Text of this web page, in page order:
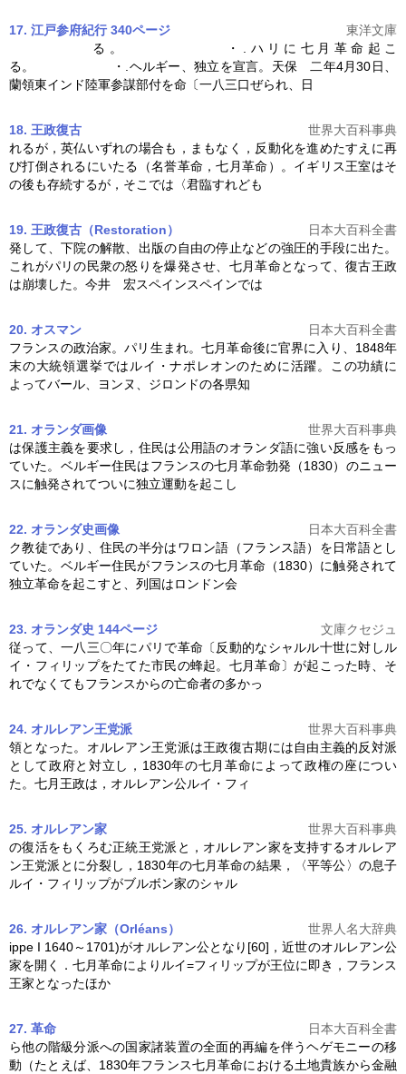
17. 江戸参府紀行 340ページ
東洋文庫
る。 ・.ハリに 七月革命 起こ
る。 ・.ヘルギー、独立を宣言。天保 二年4月30日、
蘭領東インド陸軍参謀部付を命〔一八三口ぜられ、日
18. 王政復古
世界大百科事典
れるが，英仏いずれの場合も，まもなく，反動化を進めたすえに再
び打倒されるにいたる（名誉革命，七月革命）。イギリス王室はそ
の後も存続するが，そこでは〈君臨すれども
19. 王政復古（Restoration）
日本大百科全書
発して、下院の解散、出版の自由の停止などの強圧的手段に出た。
これがパリの民衆の怒りを爆発させ、 七月革命となって、復古王政
は崩壊した。今井 宏スペインスペインでは
20. オスマン
日本大百科全書
フランスの政治家。パリ生まれ。七月革命後に官界に入り、1848年
末の大統領選挙ではルイ・ナポレオンのために活躍。この功績に
よってバール、ヨンヌ、ジロンドの各県知
21. オランダ画像
世界大百科事典
は保護主義を要求し，住民は公用語のオランダ語に強い反感をもっ
ていた。ベルギー住民はフランスの七月革命勃発（1830）のニュー
スに触発されてついに独立運動を起こし
22. オランダ史画像
日本大百科全書
ク教徒であり、住民の半分はワロン語（フランス語）を日常語とし
ていた。ベルギー住民がフランスの七月革命（1830）に触発されて
独立革命を起こすと、列国はロンドン会
23. オランダ史 144ページ
文庫クセジュ
従って、一八三〇年にパリで革命〔反動的なシャルル十世に対しル
イ・フィリップをたてた市民の蜂起。 七月革命〕が起こった時、そ
れでなくてもフランスからの亡命者の多かっ
24. オルレアン王党派
世界大百科事典
領となった。オルレアン王党派は王政復古期には自由主義的反対派
として政府と対立し，1830年の七月革命によって政権の座につい
た。七月王政は，オルレアン公ルイ・フィ
25. オルレアン家
世界大百科事典
の復活をもくろむ正統王党派と，オルレアン家を支持するオルレア
ン王党派とに分裂し，1830年の七月革命の結果，〈平等公〉の息子
ルイ・フィリップがブルボン家のシャル
26. オルレアン家（Orléans）
世界人名大辞典
ippe I 1640～1701)がオルレアン公となり[60]，近世のオルレアン公
家を開く． 七月革命によりルイ=フィリップが王位に即き，フランス
王家となったほか
27. 革命
日本大百科全書
ら他の階級分派への国家諸装置の全面的再編を伴うヘゲモニーの移
動（たとえば、1830年フランス七月革命における土地貴族から金融